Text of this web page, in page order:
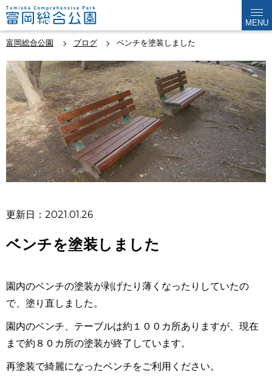
MENU
富岡総合公園 ブログ ベンチを塗装しました
更新日：2021.01.26
ベンチを塗装しました
園内のベンチの塗装が剥げたり薄くなったりしていたの
で、塗り直しました。
園内のベンチ、テーブルは約１００カ所ありますが、現在
まで約８０カ所の塗装が終了しています。
再塗装で綺麗になったベンチをご利用ください。